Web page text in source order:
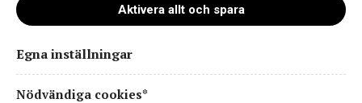
wite0181-sisters-run-cabernet-
sauvignon-10000x10000high
Aktivera allt och spara
Egna inställningar
Nödvändiga cookies*